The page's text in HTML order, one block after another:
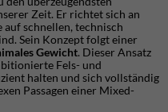
Zeit. Er richtet sich an
auf schnellen, technisch
Sein Konzept folgt einer
Gewicht. Dieser Ansatz
Fels- und
halten und sich vollständig
Passagen einer Mixed-